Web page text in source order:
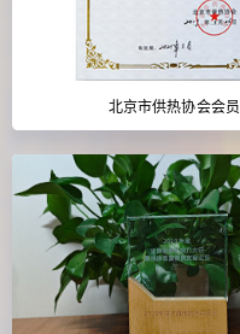
北京市供热协会会员